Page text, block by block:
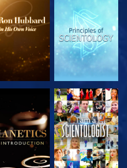
VERKEN DE
SERIE
VERKEN DE
SERIE
VERKEN DE
SERIE
KIJK